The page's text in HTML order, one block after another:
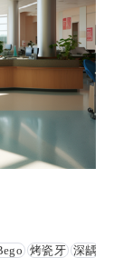
烤瓷牙 深龋